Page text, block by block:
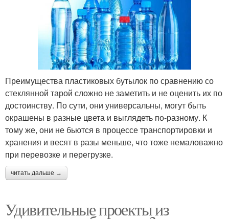
Преимущества пластиковых бутылок по сравнению со
стеклянной тарой сложно не заметить и не оценить их по
достоинству. По сути, они универсальны, могут быть
окрашены в разные цвета и выглядеть по-разному. К
тому же, они не бьются в процессе транспортировки и
хранения и весят в разы меньше, что тоже немаловажно
при перевозке и перегрузке.
читать дальше →
Удивительные проекты из